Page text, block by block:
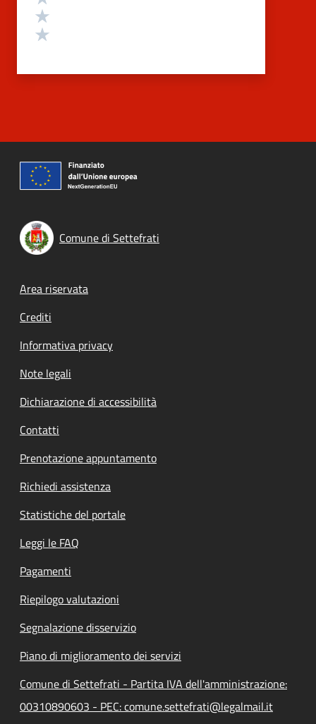
Comune di Settefrati
Footer menu
Area riservata
Crediti
Informativa privacy
Note legali
Dichiarazione di accessibilità
Contatti
Prenotazione appuntamento
Richiedi assistenza
Statistiche del portale
Leggi le FAQ
Pagamenti
Riepilogo valutazioni
Segnalazione disservizio
Piano di miglioramento dei servizi
Comune di Settefrati - Partita IVA dell'amministrazione:
00310890603 - PEC: comune.settefrati@legalmail.it